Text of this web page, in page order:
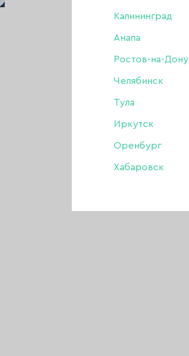
Калининград
Анапа
Ростов-на-Дону
Челябинск
Тула
Иркутск
Оренбург
Хабаровск